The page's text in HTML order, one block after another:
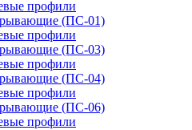
профили
(ПС-01)
профили
(ПС-03)
профили
(ПС-04)
профили
(ПС-06)
профили